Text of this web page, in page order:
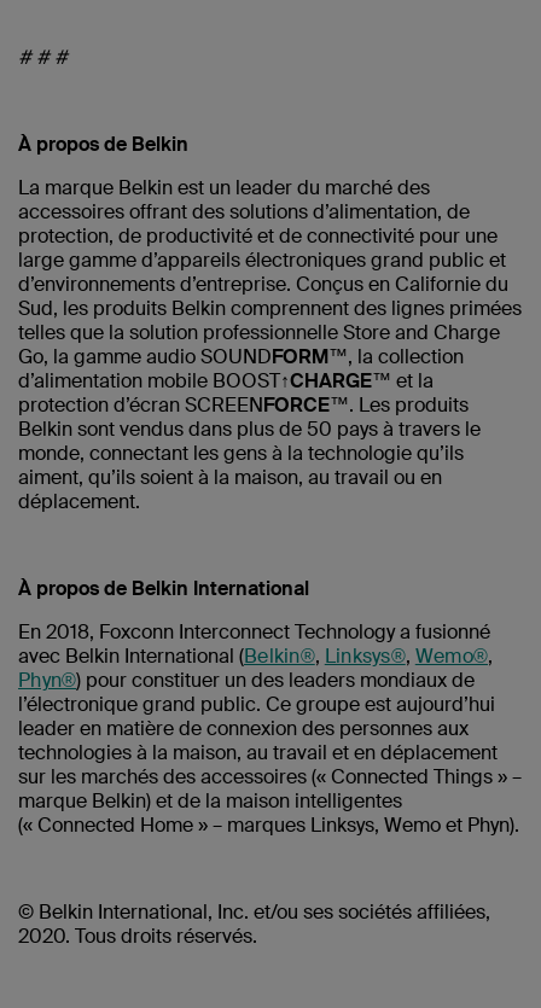
# # #
À propos de Belkin
La marque Belkin est un leader du marché des
accessoires offrant des solutions d’alimentation, de
protection, de productivité et de connectivité pour une
large gamme d’appareils électroniques grand public et
d’environnements d’entreprise. Conçus en Californie du
Sud, les produits Belkin comprennent des lignes primées
telles que la solution professionnelle Store and Charge
Go, la gamme audio SOUNDFORM™, la collection
d’alimentation mobile BOOST↑CHARGE™ et la
protection d’écran SCREENFORCE™. Les produits
Belkin sont vendus dans plus de 50 pays à travers le
monde, connectant les gens à la technologie qu’ils
aiment, qu’ils soient à la maison, au travail ou en
déplacement.
À propos de Belkin International
En 2018, Foxconn Interconnect Technology a fusionné
avec Belkin International (Belkin®, Linksys®, Wemo®,
Phyn®) pour constituer un des leaders mondiaux de
l’électronique grand public. Ce groupe est aujourd’hui
leader en matière de connexion des personnes aux
technologies à la maison, au travail et en déplacement
sur les marchés des accessoires (« Connected Things » –
marque Belkin) et de la maison intelligentes
(« Connected Home » – marques Linksys, Wemo et Phyn).
© Belkin International, Inc. et/ou ses sociétés affiliées,
2020. Tous droits réservés.